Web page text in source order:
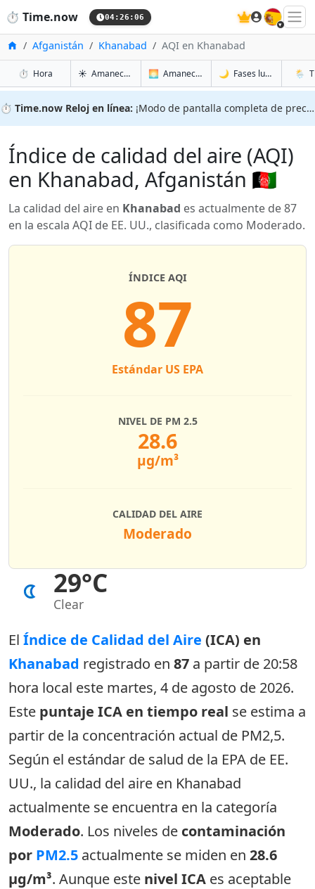
⏱️ Time.now 04:26:06 🇪🇸
InicioAfganistán Khanabad AQI en Khanabad
⏱️ Horaen Khanabad
☀️ Amanecer y atardecer en Khanabad
🌅 Amanecer y atardecer mañana en
🌙 Fases lunares en
🌦️
⏱️ Time.now Reloj en línea: ¡Modo de pantalla completa de precisión!
Índice de calidad del aire (AQI)
en Khanabad, Afganistán 🇦🇫
La calidad del aire en Khanabad es actualmente de 87
en la escala AQI de EE. UU., clasificada como Moderado.
29°C
Clear
ÍNDICE AQI
87
Estándar US EPA
NIVEL DE PM 2.5
28.6
µg/m³
CALIDAD DEL AIRE
Moderado
El Índice de Calidad del Aire (ICA) en
Khanabad registrado en 87 a partir de 20:58
hora local este martes, 4 de agosto de 2026.
Este puntaje ICA en tiempo real se estima a
partir de la concentración actual de PM2,5.
Según el estándar de salud de la EPA de EE.
UU., la calidad del aire en Khanabad
actualmente se encuentra en la categoría
Moderado. Los niveles de contaminación
por PM2.5 actualmente se miden en 28.6
µg/m³. Aunque este nivel ICA es aceptable